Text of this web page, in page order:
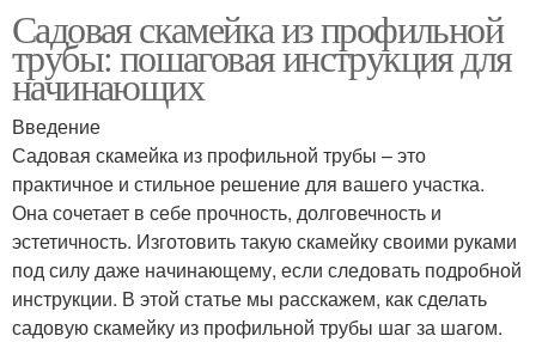
Садовая скамейка из профильной
трубы: пошаговая инструкция для
начинающих
Введение
Садовая скамейка из профильной трубы – это
практичное и стильное решение для вашего участка.
Она сочетает в себе прочность, долговечность и
эстетичность. Изготовить такую скамейку своими руками
под силу даже начинающему, если следовать подробной
инструкции. В этой статье мы расскажем, как сделать
садовую скамейку из профильной трубы шаг за шагом.